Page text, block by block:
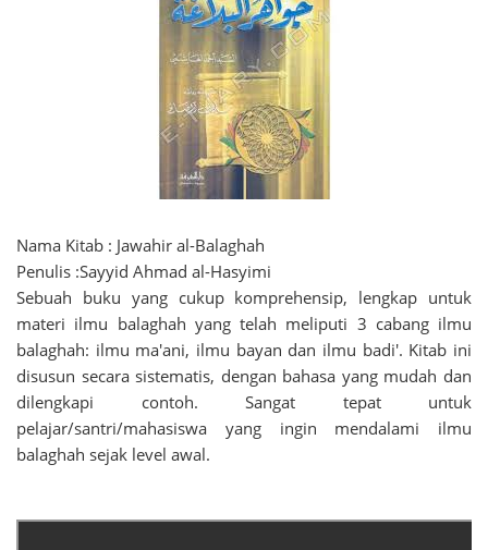
Nama Kitab : Jawahir al-Balaghah
Penulis :Sayyid Ahmad al-Hasyimi
Sebuah buku yang cukup komprehensip, lengkap untuk
materi ilmu balaghah yang telah meliputi 3 cabang ilmu
balaghah: ilmu ma'ani, ilmu bayan dan ilmu badi'. Kitab ini
disusun secara sistematis, dengan bahasa yang mudah dan
dilengkapi contoh. Sangat tepat untuk
pelajar/santri/mahasiswa yang ingin mendalami ilmu
balaghah sejak level awal.